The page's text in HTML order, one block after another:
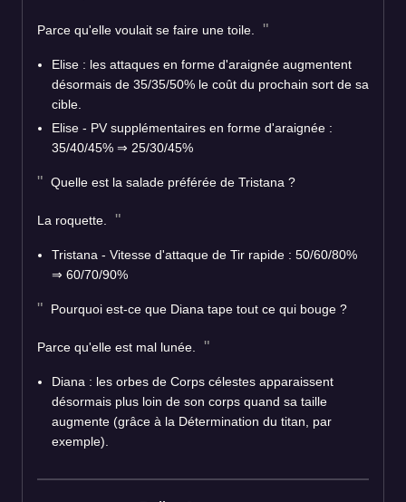
Parce qu'elle voulait se faire une toile.
Elise : les attaques en forme d'araignée augmentent
désormais de 35/35/50% le coût du prochain sort de sa
cible.
Elise - PV supplémentaires en forme d'araignée :
35/40/45% ⇒ 25/30/45%
Quelle est la salade préférée de Tristana ?
La roquette.
Tristana - Vitesse d'attaque de Tir rapide : 50/60/80%
⇒ 60/70/90%
Pourquoi est-ce que Diana tape tout ce qui bouge ?
Parce qu'elle est mal lunée.
Diana : les orbes de Corps célestes apparaissent
désormais plus loin de son corps quand sa taille
augmente (grâce à la Détermination du titan, par
exemple).